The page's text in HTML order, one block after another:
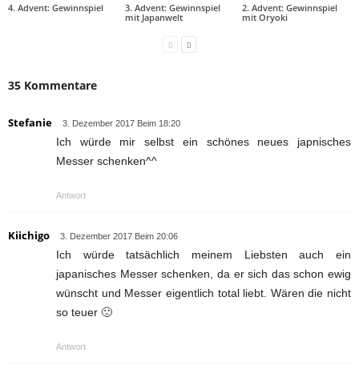
4. Advent: Gewinnspiel
3. Advent: Gewinnspiel
mit Japanwelt
2. Advent: Gewinnspiel
mit Oryoki
35 Kommentare
Stefanie 3. Dezember 2017 Beim 18:20
Ich würde mir selbst ein schönes neues japnisches
Messer schenken^^
Antwort
Kiichigo 3. Dezember 2017 Beim 20:06
Ich würde tatsächlich meinem Liebsten auch ein
japanisches Messer schenken, da er sich das schon ewig
wünscht und Messer eigentlich total liebt. Wären die nicht
so teuer 🙁
Antwort